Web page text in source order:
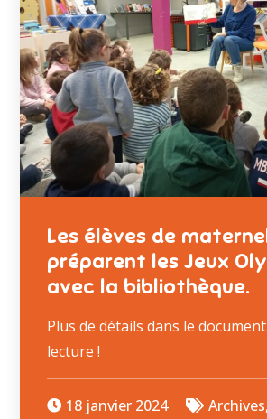
Les élèves de
préparent les Jeux
avec la bibliothèque.
Plus de détails dans le
lecture !
18 janvier 2024 Archives,